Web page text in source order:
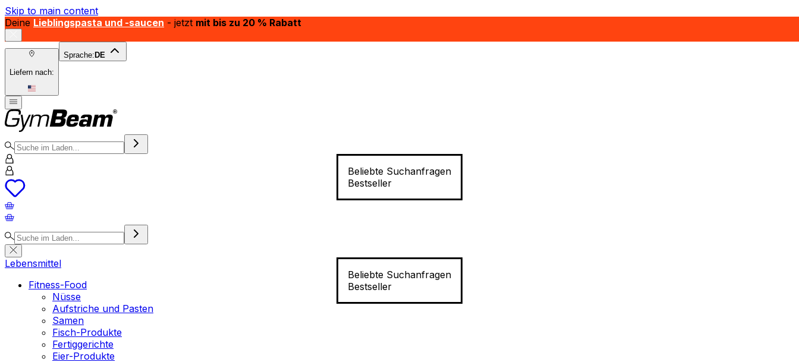
Skip to main content
Deine Lieblingspasta und -saucen - jetzt mit bis zu 20 % Rabatt
Liefern nach:
Sprache: DE
Beliebte Suchanfragen
Bestseller
Beliebte Suchanfragen
Bestseller
Lebensmittel
Fitness-Food
Nüsse
Aufstriche und Pasten
Samen
Fisch-Produkte
Fertiggerichte
Eier-Produkte